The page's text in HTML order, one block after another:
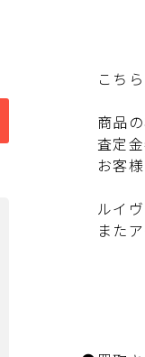
こちら
商品の
査定金
お客様
ルイヴ
またア